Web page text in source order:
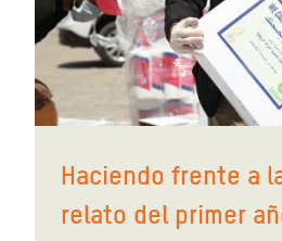
Haciendo frente a
relato del primer